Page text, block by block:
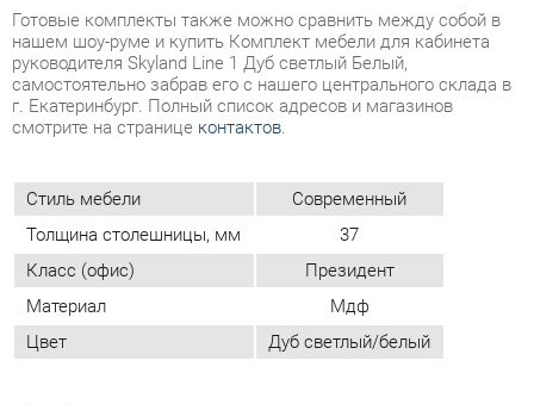
Стиль мебели Современный
Толщина столешницы, мм
37
Класс (офис)
Цвет
Дуб светлый/белый
ОТЗЫВЫ
Пока нет отзывов, поделитесь первым своим мнением.
ДОБАВИТЬ ОТЗЫВ